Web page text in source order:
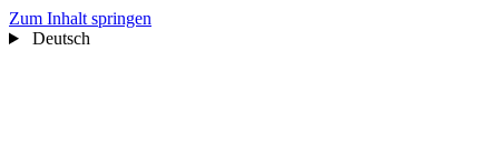
Zum Inhalt springen
Deutsch